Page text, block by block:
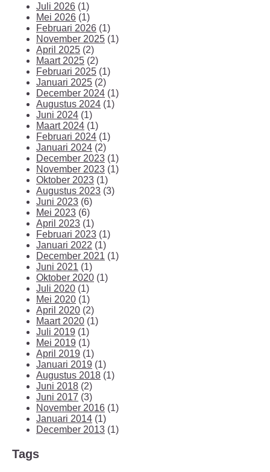
Juli 2026 (1)
Mei 2026 (1)
Februari 2026 (1)
November 2025 (1)
April 2025 (2)
Maart 2025 (2)
Februari 2025 (1)
Januari 2025 (2)
December 2024 (1)
Augustus 2024 (1)
Juni 2024 (1)
Maart 2024 (1)
Februari 2024 (1)
Januari 2024 (2)
December 2023 (1)
November 2023 (1)
Oktober 2023 (1)
Augustus 2023 (3)
Juni 2023 (6)
Mei 2023 (6)
April 2023 (1)
Februari 2023 (1)
Januari 2022 (1)
December 2021 (1)
Juni 2021 (1)
Oktober 2020 (1)
Juli 2020 (1)
Mei 2020 (1)
April 2020 (2)
Maart 2020 (1)
Juli 2019 (1)
Mei 2019 (1)
April 2019 (1)
Januari 2019 (1)
Augustus 2018 (1)
Juni 2018 (2)
Juni 2017 (3)
November 2016 (1)
Januari 2014 (1)
December 2013 (1)
Tags